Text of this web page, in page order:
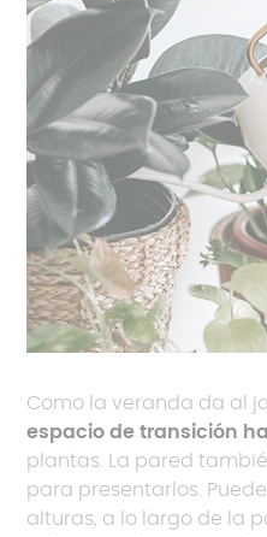
Como la veranda da al
espacio de transición
plantas. La pared
para presentarlos.
alturas, a lo largo de la